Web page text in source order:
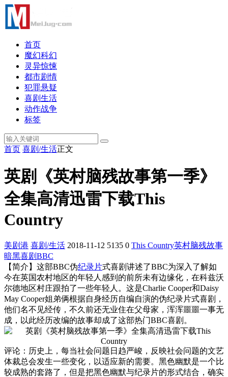
首页
魔幻科幻
灵异惊悚
都市剧情
犯罪悬疑
喜剧生活
动作战争
标签
首页 喜剧/生活正文
英剧《英村脑残故事第一季》
全集高清迅雷下载This
Country
美剧港 喜剧/生活 2018-11-12 5135 0 This Country英村脑残故事
暗黑喜剧BBC
【简介】这部BBC伪纪录片式喜剧讲述了BBC为深入了解如
今在英国农村地区的年轻人感到的前所未有边缘化，在科兹沃
尔德地区村庄跟拍了一些年轻人。这是Charlie Cooper和Daisy
May Cooper姐弟俩根据自身经历自编自演的伪纪录片式喜剧，
他们名不见经传，不久前还无业住在父母家，浑浑噩噩一事无
成，以此经历改编的故事却成了这部热门BBC喜剧。
评论：历史上，每当社会问题日趋严峻，反映社会问题的文艺
体裁总会发生一些变化，以适应新的需要。黑色幽默是一个比
较成熟的套路了，但是把黑色幽默与纪录片的形式结合，确实